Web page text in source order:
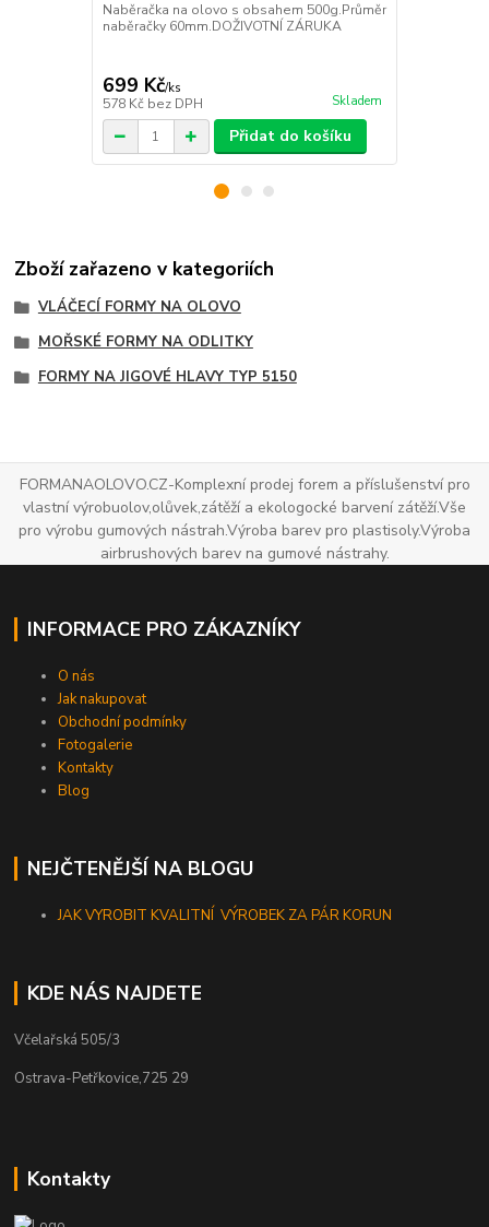
Naběračka na olovo s obsahem 500g.Průměr
naběračky 60mm.DOŽIVOTNÍ ZÁRUKA
699 Kč/ks
578 Kč bez DPH Skladem
Přidat do košíku
Zboží zařazeno v kategoriích
VLÁČECÍ FORMY NA OLOVO
MOŘSKÉ FORMY NA ODLITKY
FORMY NA JIGOVÉ HLAVY TYP 5150
FORMANAOLOVO.CZ-Komplexní prodej forem a příslušenství pro
vlastní výrobuolov,olůvek,zátěží a ekologocké barvení zátěží.Vše
pro výrobu gumových nástrah.Výroba barev pro plastisoly.Výroba
airbrushových barev na gumové nástrahy.
INFORMACE PRO ZÁKAZNÍKY
O nás
Jak nakupovat
Obchodní podmínky
Fotogalerie
Kontakty
Blog
NEJČTENĚJŠÍ NA BLOGU
JAK VYROBIT KVALITNÍ VÝROBEK ZA PÁR KORUN
KDE NÁS NAJDETE
Včelařská 505/3
Ostrava-Petřkovice,725 29
Kontakty